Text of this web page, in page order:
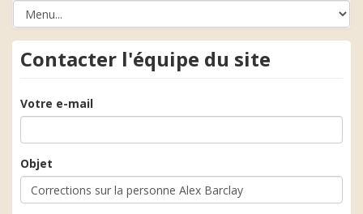
Contacter l'équipe du site
Votre e-mail
Objet